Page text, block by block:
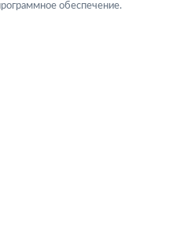
обеспечение.